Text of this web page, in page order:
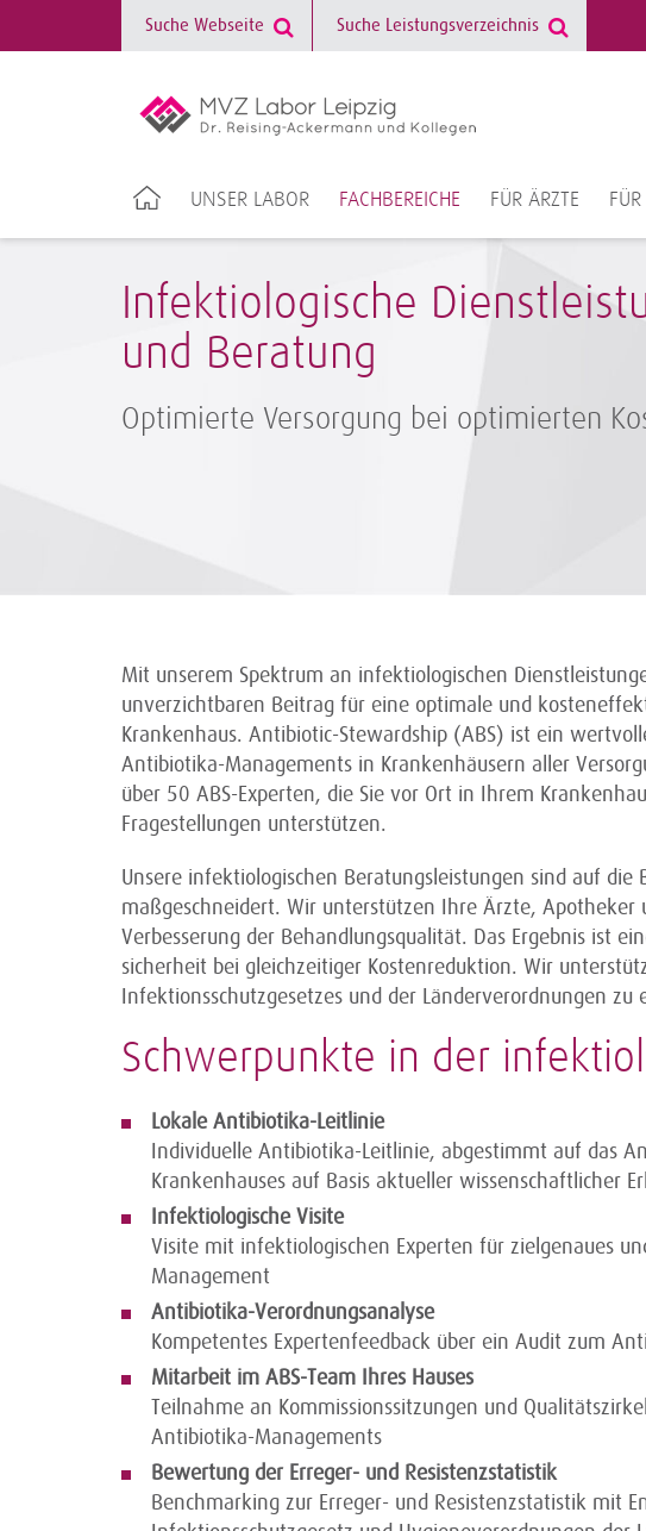
UNSER LABOR FACHBEREICHE FÜR ÄRZTE
Infektiologische
und Beratung
Optimierte Versorgung bei optimierten
Mit unserem Spektrum an infektiologischen
unverzichtbaren Beitrag für eine optimale und
Krankenhaus. Antibiotic-Stewardship (ABS) ist ein
Antibiotika-Managements in Krankenhäusern aller
über 50 ABS-Experten, die Sie vor Ort in Ihrem
Fragestellungen unterstützen.
Unsere infektiologischen Beratungsleistungen sind auf die
maßgeschneidert. Wir unterstützen Ihre Ärzte, Apotheker
Verbesserung der Behandlungsqualität. Das Ergebnis ist
sicherheit bei gleichzeitiger Kostenreduktion. Wir
Infektionsschutzgesetzes und der Länderverordnungen zu
Schwerpunkte in der
Lokale Antibiotika-Leitlinie
Individuelle Antibiotika-Leitlinie, abgestimmt auf das
Krankenhauses auf Basis aktueller wissenschaftlicher
Infektiologische Visite
Visite mit infektiologischen Experten für zielgenaues
Management
Antibiotika-Verordnungsanalyse
Kompetentes Expertenfeedback über ein Audit zum
Mitarbeit im ABS-Team Ihres Hauses
Teilnahme an Kommissionssitzungen und
Antibiotika-Managements
Bewertung der Erreger- und Resistenzstatistik
Benchmarking zur Erreger- und Resistenzstatistik mit